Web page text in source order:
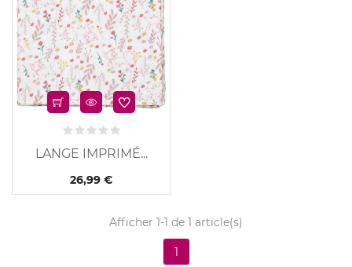
LANGE IMPRIMÉ...
26,99 €
Afficher 1-1 de 1 article(s)
1